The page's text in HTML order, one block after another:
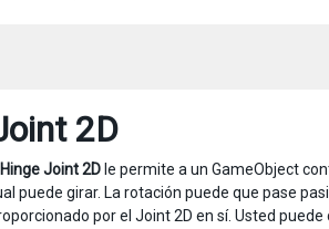
2D
Hinge Joint 2D le permite a un GameObject
puede girar. La rotación puede que pase
por el Joint 2D en sí. Usted